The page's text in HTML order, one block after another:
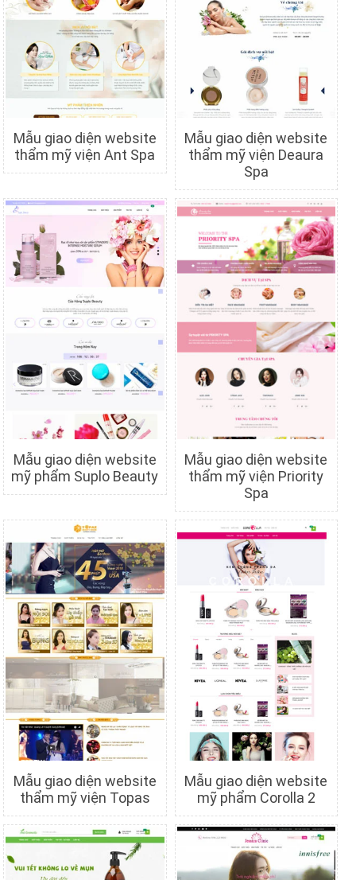
Chi tiết Xem trước
Mẫu giao diện website
thẩm mỹ viện Ant Spa
Xem trước
Mẫu giao diện website
thẩm mỹ viện Deaura
Spa
Chi tiết Xem trước
Mẫu giao diện website
mỹ phẩm Suplo Beauty
Xem trước
Mẫu giao diện website
thẩm mỹ viện Priority
Spa
Chi tiết Xem trước
Mẫu giao diện website
thẩm mỹ viện Topas
Chi tiết Xem trước
Mẫu giao diện website
mỹ phẩm Corolla 2